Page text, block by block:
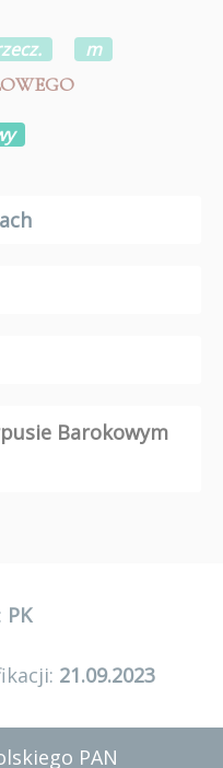
m
Barokowym
PK
21.09.2023
PAN